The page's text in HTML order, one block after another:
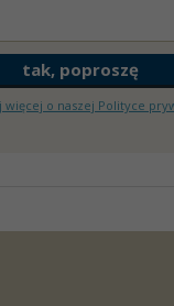
więcej o naszej Polityce